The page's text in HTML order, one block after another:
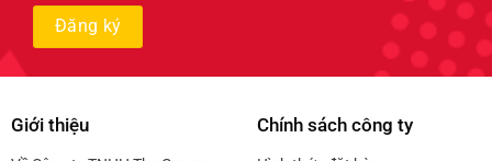
Giới thiệu Chính sách công ty